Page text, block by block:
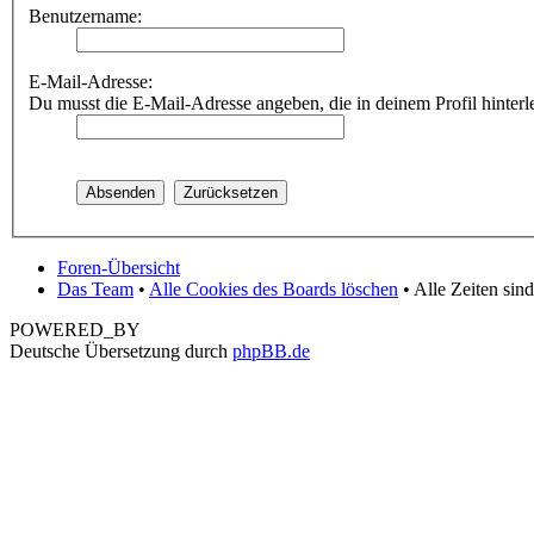
Benutzername:
E-Mail-Adresse:
Du musst die E-Mail-Adresse angeben, die in deinem Profil
Foren-Übersicht
Das Team • Alle Cookies des Boards löschen • Alle Zeiten
POWERED_BY
Deutsche Übersetzung durch phpBB.de